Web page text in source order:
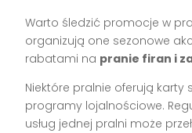
Warto śledzić promocje w
organizują one sezonowe
rabatami na pranie firan i
Niektóre pralnie oferują karty
programy lojalnościowe.
usług jednej pralni może